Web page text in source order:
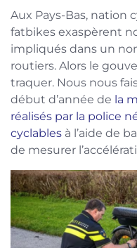
Aux Pays-Bas, nation
fatbikes exaspèrent
impliqués dans un
routiers. Alors le
traquer. Nous nous
début d’année de la
réalisés par la police
cyclables à l’aide de
de mesurer